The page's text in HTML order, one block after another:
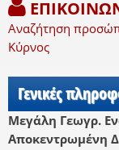
Αναζήτηση
Κύρνος
Γενικές
Μεγάλη Γεωγρ.
Αποκεντρωμένη